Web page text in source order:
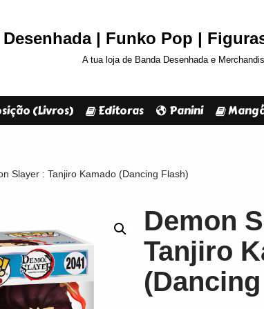
| Funko Pop |
A tua loja de Banda Desenhada e
(Livros) Editoras Panini
Slayer : Tanjiro Kamado (Dancing Flash)
Demon
Tanjiro